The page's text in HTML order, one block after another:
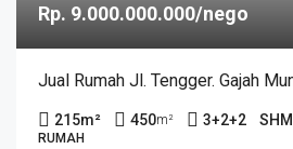
Rp. 9.000.000.000/nego
215m² 450m² 3+2+2 SHM
RUMAH